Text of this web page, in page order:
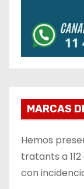
MARCAS
Hemos
tratants a
con